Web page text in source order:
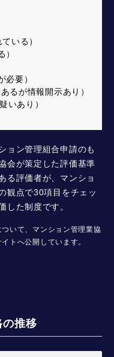
いる）
）
必要）
るが情報開示あり）
いあり）
ョン管理組合申請のも
会が策定した評価基準
る評価者が、マンショ
観点で30項目をチェッ
した制度です。
いて、マンション管理業協
トへ公開しています。
の推移